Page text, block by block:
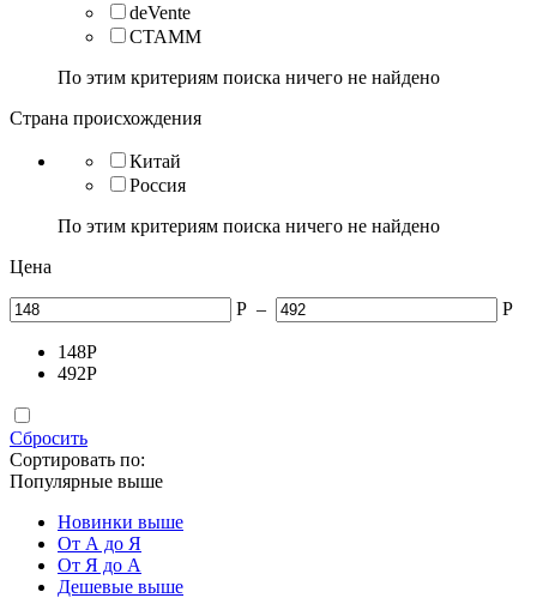
deVente
СТАММ
По этим критериям поиска ничего не найдено
Страна происхождения
Китай
Россия
По этим критериям поиска ничего не найдено
Цена
Р – Р
148Р
492Р
Сбросить
Сортировать по:
Популярные выше
Новинки выше
От А до Я
От Я до А
Дешевые выше